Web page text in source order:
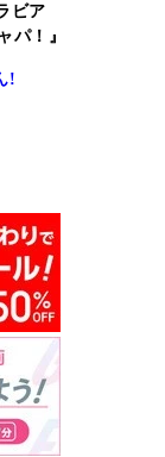
ビア
パ！』
!